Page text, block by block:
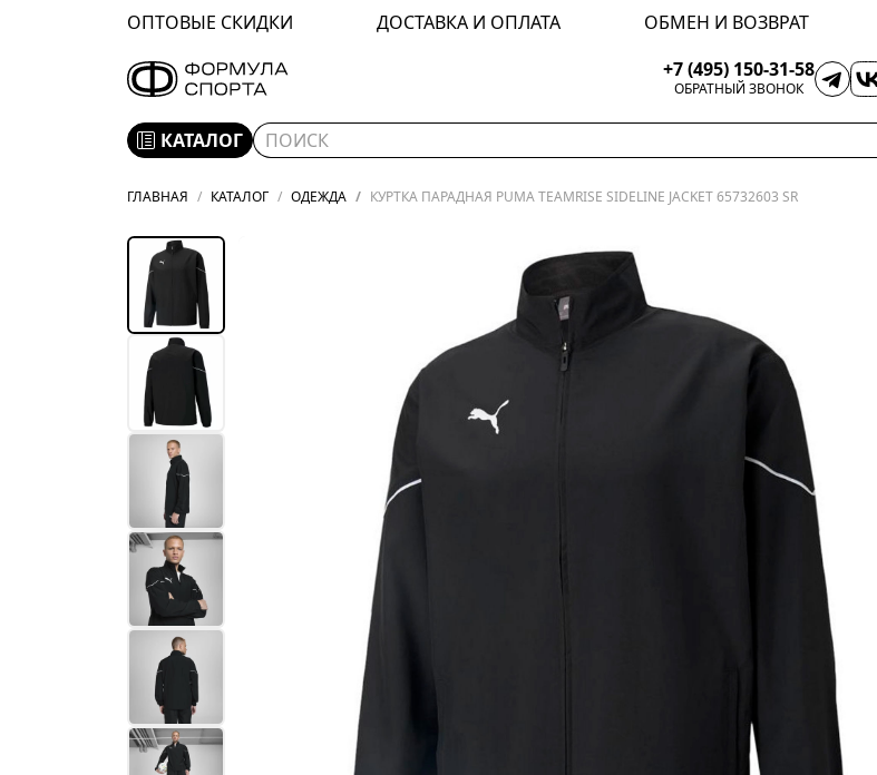
ОПТОВЫЕ СКИДКИ ДОСТАВКА И ОПЛАТА ОБМЕН И ВОЗВРАТ
+7 (495) 150-31-58
ОБРАТНЫЙ ЗВОНОК
КАТАЛОГ
ГЛАВНАЯ КАТАЛОГ ОДЕЖДА КУРТКА ПАРАДНАЯ PUMA TEAMRISE SIDELINE JACKET 65732603 SR